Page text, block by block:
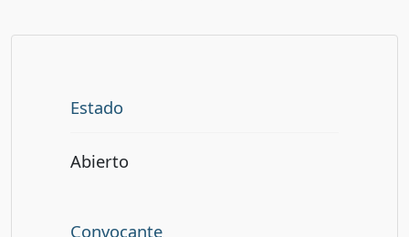
Estado
Abierto
Convocante